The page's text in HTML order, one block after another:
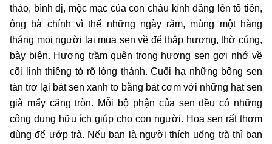
thảo, bình dị, mộc mạc của con cháu kính dâng lên tổ tiên,
ông bà chính vì thế những ngày rằm, mùng một hàng
tháng mọi người lại mua sen về để thắp hương, thờ cúng,
bày biện. Hương trầm quện trong hương sen gợi nhớ về
cõi linh thiêng tỏ rõ lòng thành. Cuối hạ những bông sen
tàn trơ lại bát sen xanh to bằng bát cơm với những hạt sen
già mẩy căng tròn. Mỗi bộ phận của sen đều có những
công dụng hữu ích giúp cho con người. Hoa sen rất thơm
dùng để ướp trà. Nếu bạn là người thích uống trà thì bạn